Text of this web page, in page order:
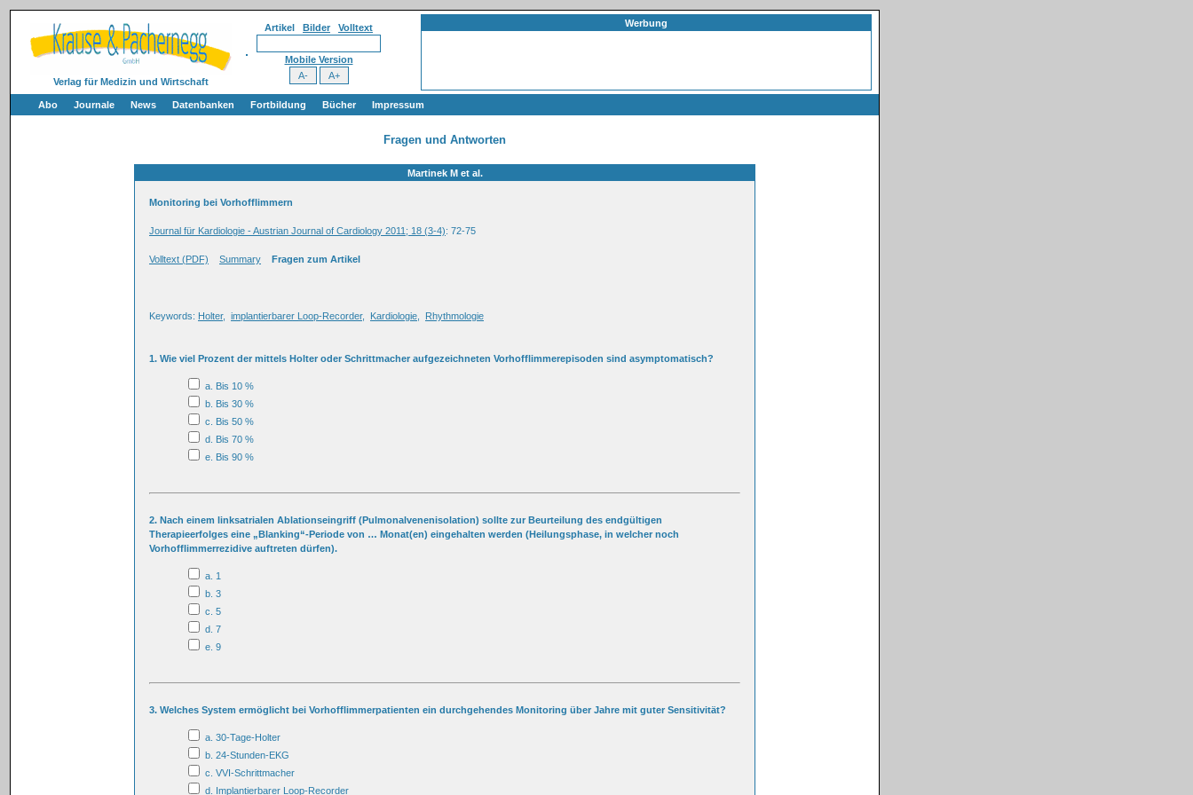
Verlag für Medizin und Wirtschaft
Artikel Bilder Volltext
Mobile Version
Werbung
Abo Journale News Datenbanken Fortbildung Bücher Impressum
Fragen und Antworten
Martinek M et al.
Monitoring bei Vorhofflimmern
Journal für Kardiologie - Austrian Journal of Cardiology 2011; 18 (3-4): 72-75
Volltext (PDF) Summary Fragen zum Artikel
Keywords: Holter, implantierbarer Loop-Recorder, Kardiologie Rhythmologie
1. Wie viel Prozent der mittels Holter oder Schrittmacher aufgezeichneten Vorhofflimmerepisoden sind asymptomatisch?
a. Bis 10 %
b. Bis 30 %
c. Bis 50 %
d. Bis 70 %
e. Bis 90 %
2. Nach einem linksatrialen Ablationseingriff (Pulmonalvenenisolation) sollte zur Beurteilung des endgültigen
Therapieerfolges eine „Blanking“-Periode von … Monat(en) eingehalten werden (Heilungsphase, in welcher noch
Vorhofflimmerrezidive auftreten dürfen).
a. 1
b. 3
c. 5
d. 7
e. 9
3. Welches System ermöglicht bei Vorhofflimmerpatienten ein durchgehendes Monitoring über Jahre mit guter Sensitivität?
a. 30-Tage-Holter
b. 24-Stunden-EKG
c. VVI-Schrittmacher
d. Implantierbarer Loop-Recorder